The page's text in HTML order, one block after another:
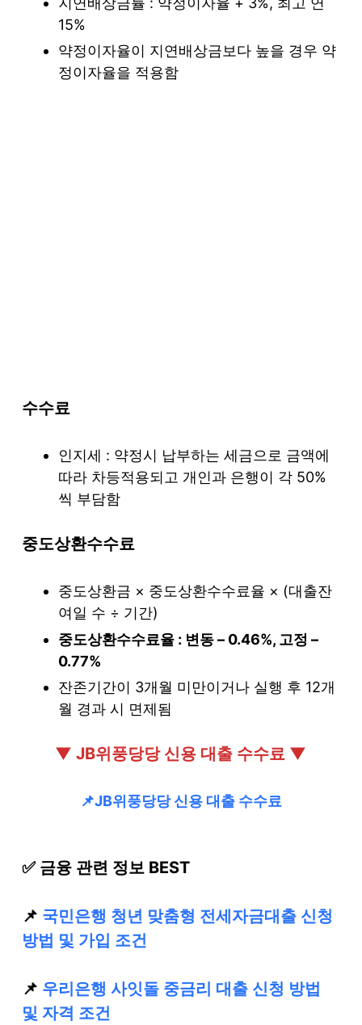
15%
약정이자율이 지연배상금보다 높을 경우 약
정이자율을 적용함
수수료
인지세 : 약정시 납부하는 세금으로 금액에
따라 차등적용되고 개인과 은행이 각 50%
씩 부담함
중도상환수수료
중도상환금 × 중도상환수수료율 × (대출잔
여일 수 ÷ 기간)
중도상환수수료율 : 변동 – 0.46%, 고정 –
0.77%
잔존기간이 3개월 미만이거나 실행 후 12개
월 경과 시 면제됨
▼ JB위풍당당 신용 대출 수수료 ▼
📌JB위풍당당 신용 대출 수수료
✅ 금융 관련 정보 BEST
📌 국민은행 청년 맞춤형 전세자금대출 신청
방법 및 가입 조건
📌 우리은행 사잇돌 중금리 대출 신청 방법
및 자격 조건